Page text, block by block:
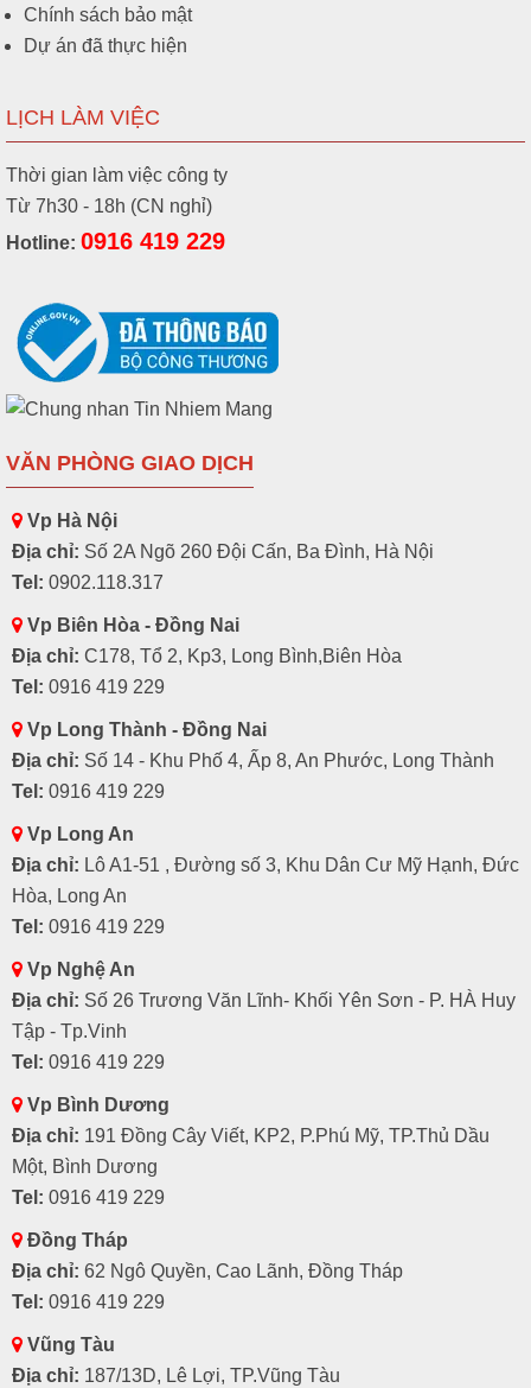
Chính sách bảo mật
Dự án đã thực hiện
LỊCH LÀM VIỆC
Thời gian làm việc công ty
Từ 7h30 - 18h (CN nghỉ)
Hotline: 0916 419 229
VĂN PHÒNG GIAO DỊCH
Vp Hà Nội
Địa chỉ: Số 2A Ngõ 260 Đội Cấn, Ba Đình, Hà Nội
Tel: 0902.118.317
Vp Biên Hòa - Đồng Nai
Địa chỉ: C178, Tổ 2, Kp3, Long Bình,Biên Hòa
Tel: 0916 419 229
Vp Long Thành - Đồng Nai
Địa chỉ: Số 14 - Khu Phố 4, Ấp 8, An Phước, Long Thành
Tel: 0916 419 229
Vp Long An
Địa chỉ: Lô A1-51 , Đường số 3, Khu Dân Cư Mỹ Hạnh, Đức
Hòa, Long An
Tel: 0916 419 229
Vp Nghệ An
Địa chỉ: Số 26 Trương Văn Lĩnh- Khối Yên Sơn - P. HÀ Huy
Tập - Tp.Vinh
Tel: 0916 419 229
Vp Bình Dương
Địa chỉ: 191 Đồng Cây Viết, KP2, P.Phú Mỹ, TP.Thủ Dầu
Một, Bình Dương
Tel: 0916 419 229
Đồng Tháp
Địa chỉ: 62 Ngô Quyền, Cao Lãnh, Đồng Tháp
Tel: 0916 419 229
Vũng Tàu
Địa chỉ: 187/13D, Lê Lợi, TP.Vũng Tàu